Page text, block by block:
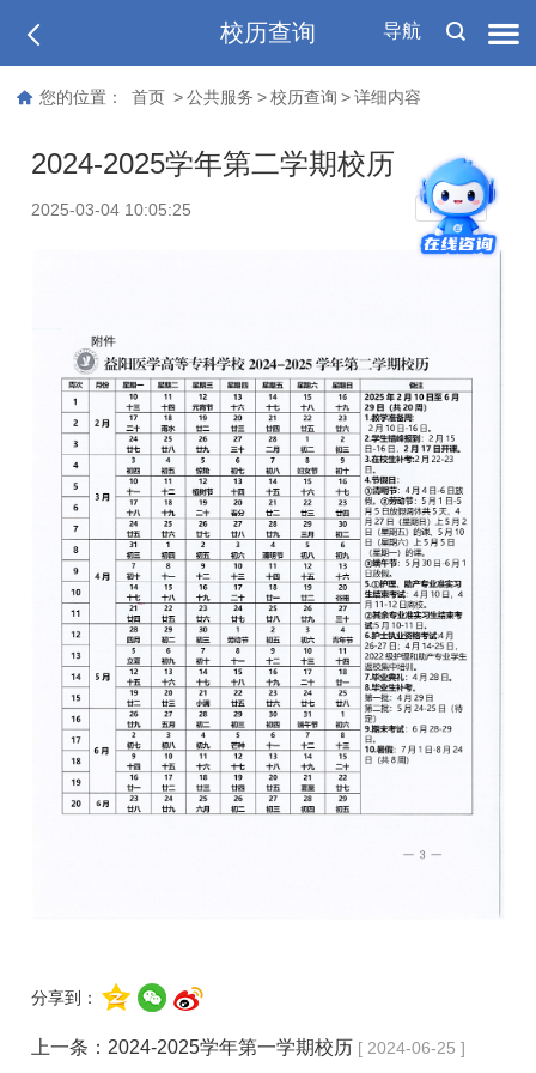
导航
校历查询
您的位置： 首页 > 公共服务 > 校历查询 > 详细内容
2024-2025学年第二学期校历
2025-03-04 10:05:25 T T
分享到：
上一条： 2024-2025学年第一学期校历 [ 2024-06-25 ]